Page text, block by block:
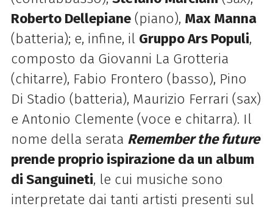
Roberto Dellepiane(piano), Max Manna
(batteria); e, infine, il Gruppo Ars Populi,
composto da Giovanni La Grotteria
(chitarre), Fabio Frontero (basso), Pino
Di Stadio (batteria), Maurizio Ferrari (sax)
e Antonio Clemente (voce e chitarra). Il
nome della serata Remember the future
prende proprio ispirazione da un album
di Sanguineti, le cui musiche sono
interpretate dai tanti artisti presenti sul